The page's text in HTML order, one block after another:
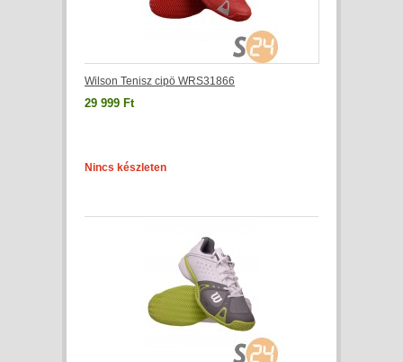
Wilson Tenisz cipö WRS31866
29 999 Ft
Nincs készleten